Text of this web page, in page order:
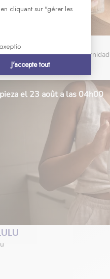
cliquant sur "gérer les
J'accepte tout
MAMA
en nutrición de la maternidad
el 23 août a las 04h00